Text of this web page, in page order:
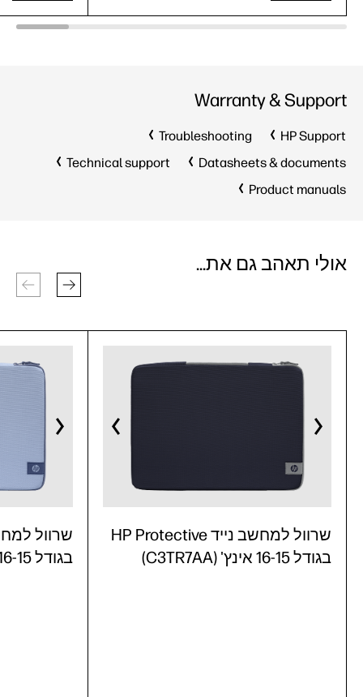
Warranty & Support
HP Support
Troubleshooting
Datasheets & documents
Technical support
Product manuals
אולי תאהב גם את...
בגודל 16-15 אינץ' (C3TR6AA)
שרוול למחשב נייד HP Protective
בגודל 16-15 אינץ' (C3TR7AA)